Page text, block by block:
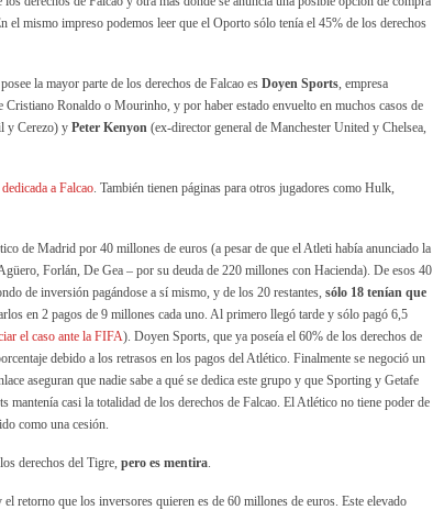
mismo impreso podemos leer que el Oporto sólo tenía el 45% de los derechos
la mayor parte de los derechos de Falcao es Doyen Sports, empresa
Cristiano Ronaldo o Mourinho, y por haber estado envuelto en muchos casos de
y Cerezo) y Peter Kenyon (ex-director general de Manchester United y Chelsea,
a Falcao. También tienen páginas para otros jugadores como Hulk,
de Madrid por 40 millones de euros (a pesar de que el Atleti había anunciado la
Forlán, De Gea – por su deuda de 220 millones con Hacienda). De esos 40
de inversión pagándose a sí mismo, y de los 20 restantes, sólo 18 tenían que
en 2 pagos de 9 millones cada uno. Al primero llegó tarde y sólo pagó 6,5
el caso ante la FIFA). Doyen Sports, que ya poseía el 60% de los derechos de
debido a los retrasos en los pagos del Atlético. Finalmente se negoció un
aseguran que nadie sabe a qué se dedica este grupo y que Sporting y Getafe
casi la totalidad de los derechos de Falcao. El Atlético no tiene poder de
como una cesión.
derechos del Tigre, pero es mentira.
retorno que los inversores quieren es de 60 millones de euros. Este elevado